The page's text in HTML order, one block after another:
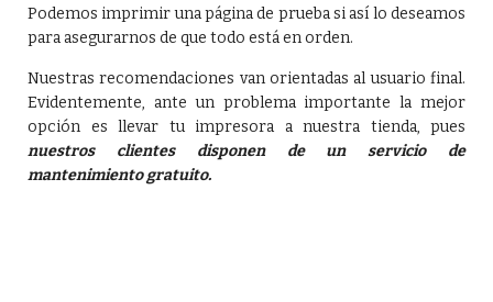
Podemos imprimir una página de prueba si así lo deseamos
para asegurarnos de que todo está en orden.
Nuestras recomendaciones van orientadas al usuario final.
Evidentemente, ante un problema importante la mejor
opción es llevar tu impresora a nuestra tienda, pues
nuestros clientes disponen de un servicio de
mantenimiento gratuito.